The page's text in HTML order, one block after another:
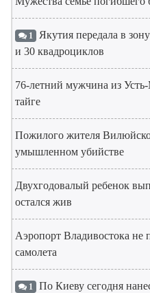
1 Якутия передала в
и 30 квадроциклов
76-летний мужчина из
тайге
Пожилого жителя
умышленном убийстве
Двухгодовалый ребенок
остался жив
Аэропорт Владивостока не
самолета
1 По Киеву сегодня